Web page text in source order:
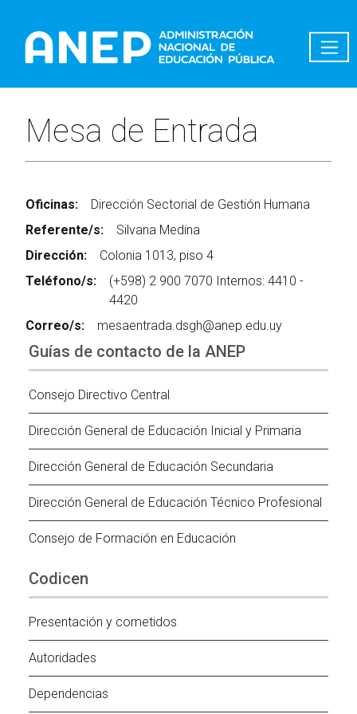
Mesa de Entrada
Oficinas:
Dirección Sectorial de Gestión Humana
Referente/s:
Silvana Medina
Dirección:
Colonia 1013, piso 4
Teléfono/s:
(+598) 2 900 7070 Internos: 4410 -
4420
Correo/s:
mesaentrada.dsgh@anep.edu.uy
Guías de contacto de la ANEP
Consejo Directivo Central
Dirección General de Educación Inicial y Primaria
Dirección General de Educación Secundaria
Dirección General de Educación Técnico Profesional
Consejo de Formación en Educación
Codicen
Presentación y cometidos
Autoridades
Dependencias